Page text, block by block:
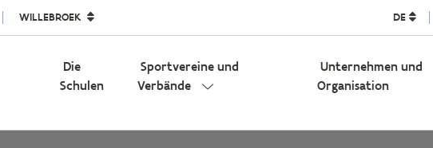
WILLEBROEK DE
Die
Schulen
Sportvereine und
Verbände
Unternehmen und
Organisation